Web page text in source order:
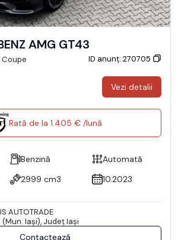
AMG GT43
ID anunț: 270705
Vezi detalii
Rată de la 1.405 € /lună
Benzină
Automată
2999 cm3 10.2023
AUTOTRADE
(Mun. Iaşi), Județ Iaşi
Contactează